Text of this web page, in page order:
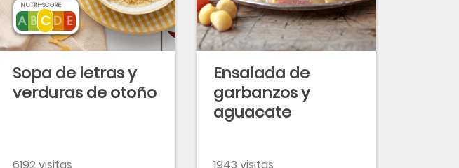
Sopa de letras y
verduras de otoño
NUTRI-SCORE
Ensalada de
garbanzos y
aguacate